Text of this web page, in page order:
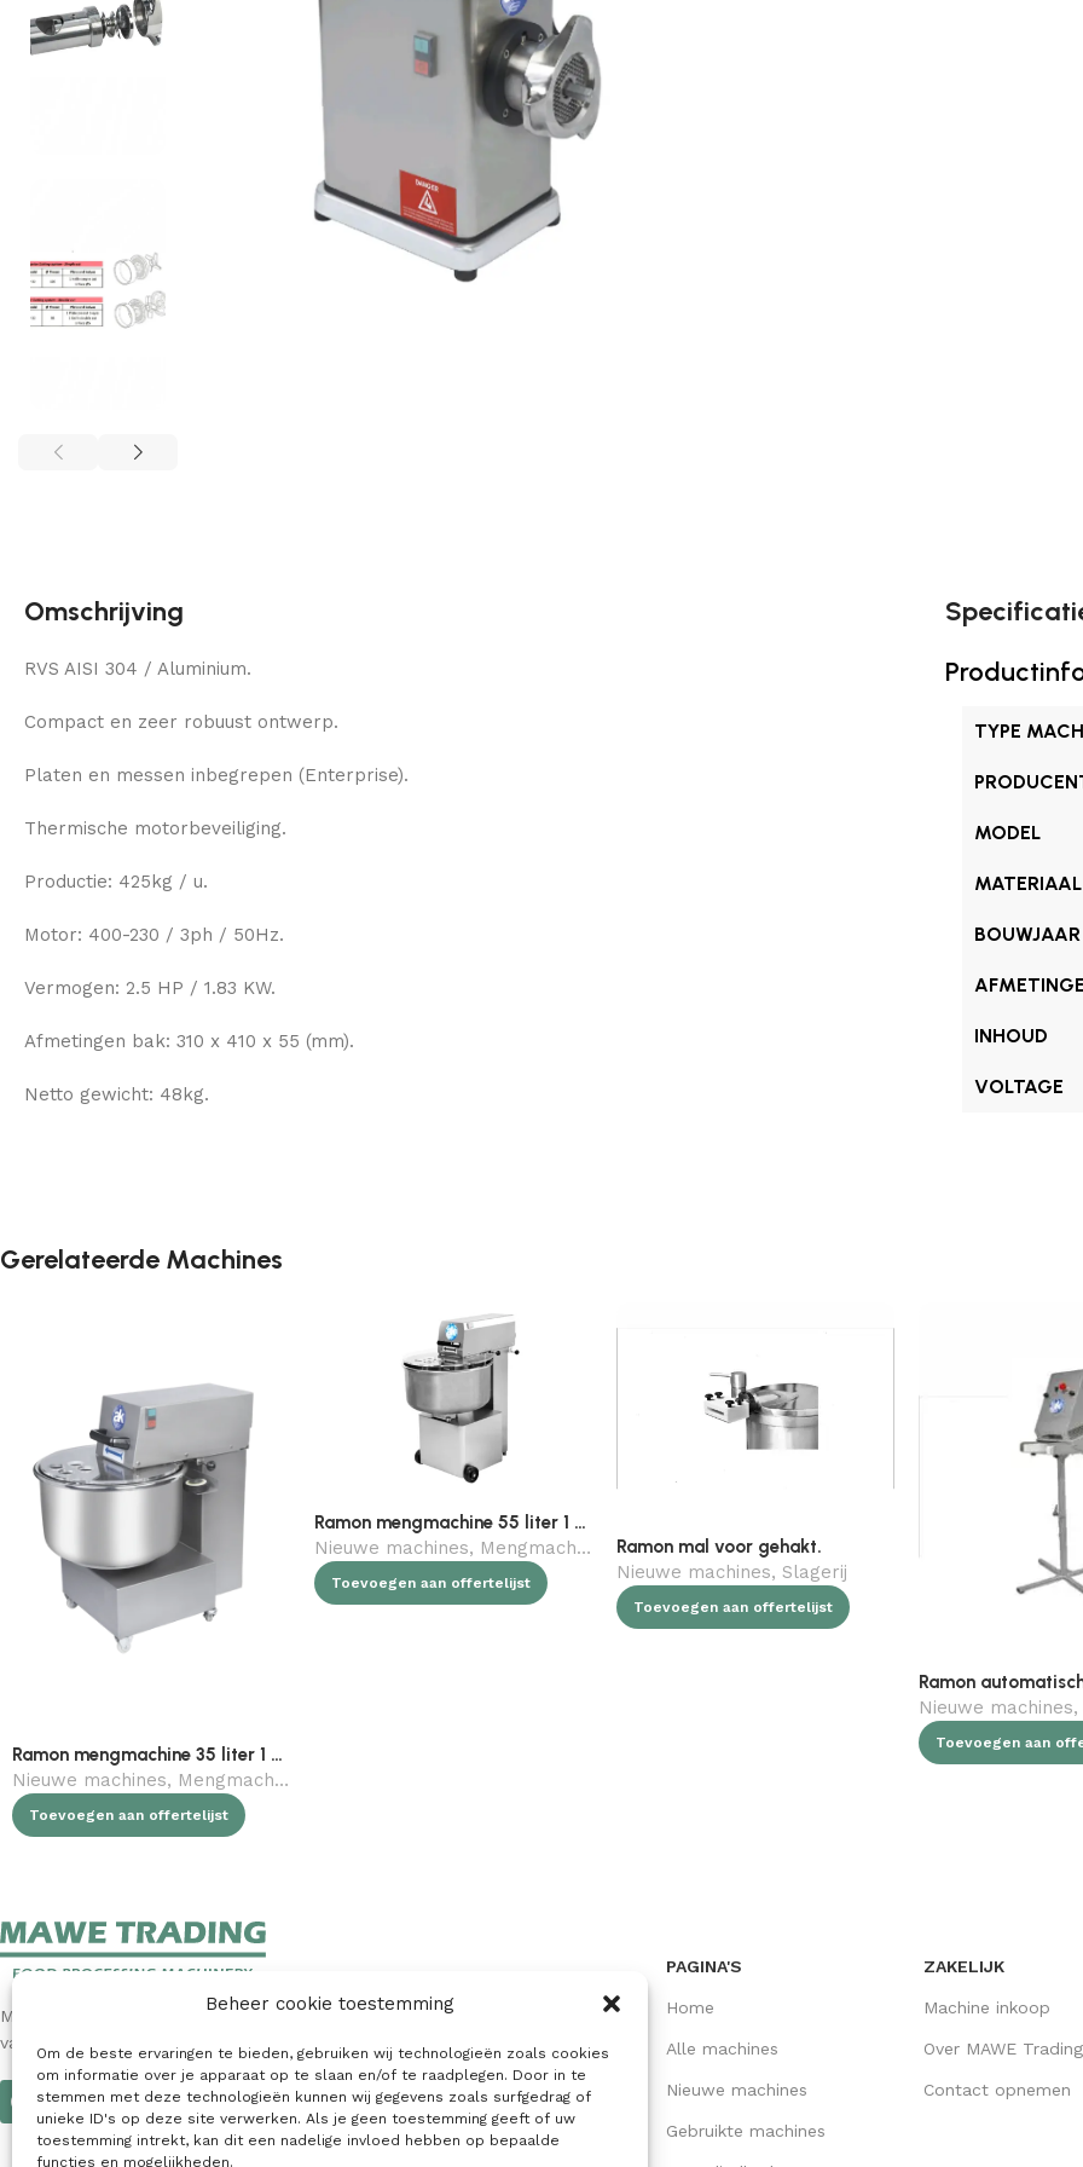
Beheer cookie toestemming
Om de beste ervaringen te bieden, gebruiken wij technologieën zoals cookies
om informatie over je apparaat op te slaan en/of te raadplegen. Door in te
stemmen met deze technologieën kunnen wij gegevens zoals surfgedrag of
unieke ID's op deze site verwerken. Als je geen toestemming geeft of uw
toestemming intrekt, kan dit een nadelige invloed hebben op bepaalde
functies en mogelijkheden.
Omschrijving
RVS AISI 304 / Aluminium.
Compact en zeer robuust ontwerp.
Platen en messen inbegrepen (Enterprise).
Thermische motorbeveiliging.
Productie: 425kg / u.
Motor: 400-230 / 3ph / 50Hz.
Vermogen: 2.5 HP / 1.83 KW.
Afmetingen bak: 310 x 410 x 55 (mm).
Netto gewicht: 48kg.
TYPE
MODEL
MATERIAAL
BOUWJAAR
INHOUD
VOLTAGE
Gerelateerde Machines
Ramon mengmachine 35 liter 1 motor (alleen de arm aangedreven)
Nieuwe machines, Mengmachines
Toevoegen aan offertelijst
Ramon mengmachine 55 liter 1 motor (alleen de arm aangedreven)
Nieuwe machines, Mengmachines Slagerij
Toevoegen aan offertelijst
Ramon mal voor gehakt.
Nieuwe machines, Slagerij
Toevoegen aan offertelijst
Nieuwe machines,
Toevoegen aan
MAWE Trading is een toonaangevende internationale leverancier
van nieuwe en gebruikte machines voor de voedingsindustrie.
PAGINA'S
Home
Alle machines
Nieuwe machines
Gebruikte machines
ZAKELIJK
Machine inkoop
Over MAWE Trading
Contact opnemen